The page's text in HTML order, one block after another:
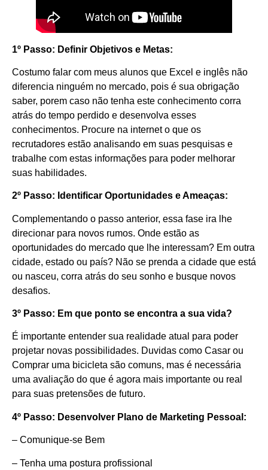
1º Passo: Definir Objetivos e Metas:
Costumo falar com meus alunos que Excel e inglês não
diferencia ninguém no mercado, pois é sua obrigação
saber, porem caso não tenha este conhecimento corra
atrás do tempo perdido e desenvolva esses
conhecimentos. Procure na internet o que os
recrutadores estão analisando em suas pesquisas e
trabalhe com estas informações para poder melhorar
suas habilidades.
2º Passo: Identificar Oportunidades e Ameaças:
Complementando o passo anterior, essa fase ira lhe
direcionar para novos rumos. Onde estão as
oportunidades do mercado que lhe interessam? Em outra
cidade, estado ou país? Não se prenda a cidade que está
ou nasceu, corra atrás do seu sonho e busque novos
desafios.
3º Passo: Em que ponto se encontra a sua vida?
É importante entender sua realidade atual para poder
projetar novas possibilidades. Duvidas como Casar ou
Comprar uma bicicleta são comuns, mas é necessária
uma avaliação do que é agora mais importante ou real
para suas pretensões de futuro.
4º Passo: Desenvolver Plano de Marketing Pessoal:
– Comunique-se Bem
– Tenha uma postura profissional